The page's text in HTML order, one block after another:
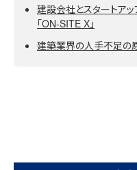
建設会社とスタートアッ
「ON-SITE X」
建築業界の人手不足の